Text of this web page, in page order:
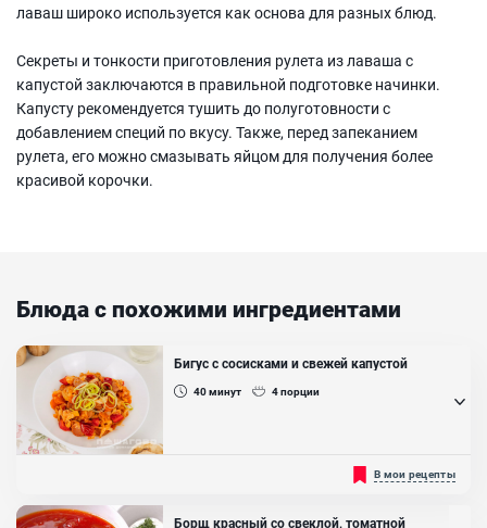
лаваш широко используется как основа для разных блюд.
Секреты и тонкости приготовления рулета из лаваша с
капустой заключаются в правильной подготовке начинки.
Капусту рекомендуется тушить до полуготовности с
добавлением специй по вкусу. Также, перед запеканием
рулета, его можно смазывать яйцом для получения более
красивой корочки.
Блюда с похожими ингредиентами
Бигус с сосисками и свежей капустой
40минут 4порции
количество рецептов. Он будет отличным самостоятельным
блюдом или прекрасным дополнением к гарнирам, например, к
картофельному пюре....
В мои рецепты
Борщ красный со свеклой, томатной